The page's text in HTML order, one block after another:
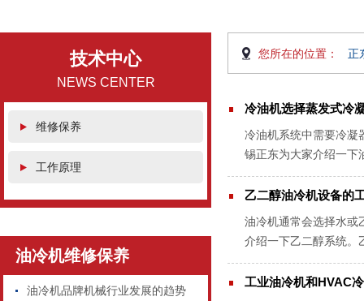
技术中心
NEWS CENTER
维修保养
工作原理
油冷机维修保养
油冷机品牌机械行业发展的趋势
您所在的位置： 正
冷油机选择蒸发式冷
冷油机系统中需要冷凝
锡正东为大家介绍一下
凝器相比，这些冷凝器
乙二醇油冷机设备的
油冷机通常会选择水或
介绍一下乙二醇系统。
热交换器相关联的管道
工业油冷机和HVAC